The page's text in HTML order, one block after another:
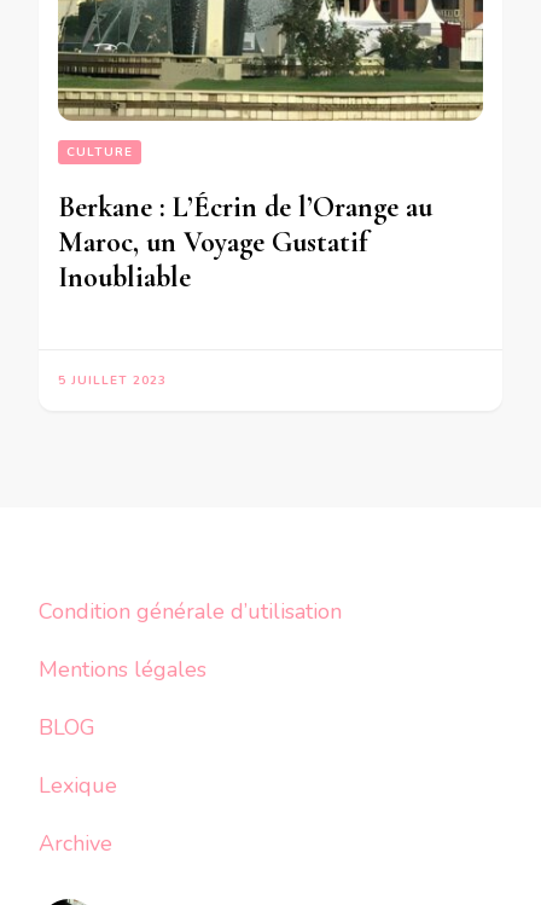
CULTURE
Berkane : L’Écrin de l’Orange au
Maroc, un Voyage Gustatif
Inoubliable
5 JUILLET 2023
Condition générale d’utilisation
Mentions légales
BLOG
Lexique
Archive